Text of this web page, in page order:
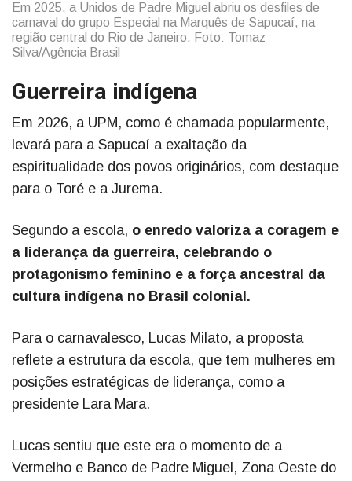
Em 2025, a Unidos de Padre Miguel abriu os desfiles de
carnaval do grupo Especial na Marquês de Sapucaí, na
região central do Rio de Janeiro. Foto: Tomaz
Silva/Agência Brasil
Guerreira indígena
Em 2026, a UPM, como é chamada popularmente,
levará para a Sapucaí a exaltação da
espiritualidade dos povos originários, com destaque
para o Toré e a Jurema.
Segundo a escola, o enredo valoriza a coragem e
a liderança da guerreira, celebrando o
protagonismo feminino e a força ancestral da
cultura indígena no Brasil colonial.
Para o carnavalesco, Lucas Milato, a proposta
reflete a estrutura da escola, que tem mulheres em
posições estratégicas de liderança, como a
presidente Lara Mara.
Lucas sentiu que este era o momento de a
Vermelho e Banco de Padre Miguel, Zona Oeste do